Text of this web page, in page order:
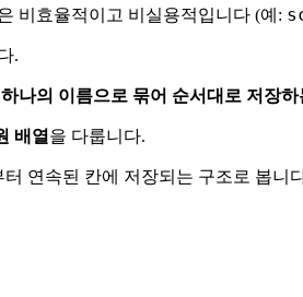
비효율적이고 비실용적입니다 (예:
.
나의 이름으로 묶어 순서대로 저장하
배열 을 다룹니다.
연속된 칸에 저장되는 구조로 봅니